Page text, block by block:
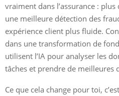
vraiment dans l’assurance :
une meilleure détection des
expérience client plus fluide.
dans une transformation de
utilisent l’IA pour analyser les
tâches et prendre de meilleures
Ce que cela change pour toi,